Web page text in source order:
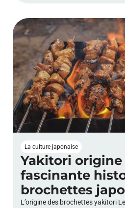
La culture japonaise
Yakitori origine
fascinante
brochettes
L’origine des brochettes yakitori